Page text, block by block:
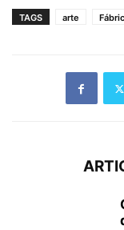
TAGS arte